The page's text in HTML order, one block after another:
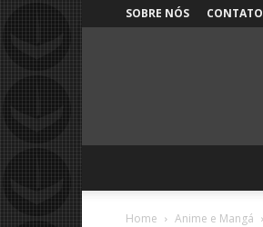
SOBRE NÓS CONTATO
Home Anime e Mangá